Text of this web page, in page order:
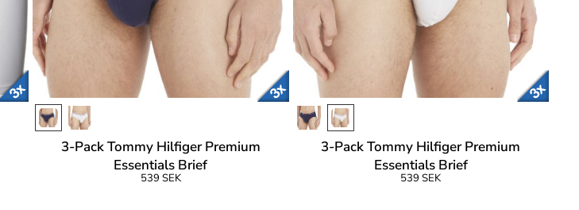
3-Pack Tommy Hilfiger Premium
Essentials Brief
539 SEK
3-Pack Tommy Hilfiger Premium
Essentials Brief
539 SEK